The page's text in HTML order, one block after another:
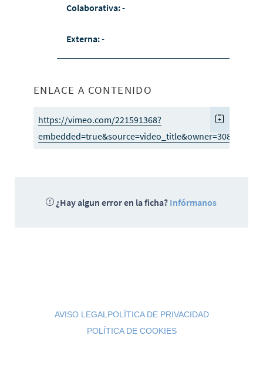
Colaborativa:-
Externa:-
ENLACE A CONTENIDO
https://vimeo.com/221591368?
embedded=true&source=video_title&owner=3085909
¿Hay algun error en la ficha? Infórmanos
AVISO LEGAL POLÍTICA DE PRIVACIDAD
POLÍTICA DE COOKIES